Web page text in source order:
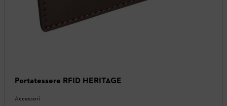
Portatessere RFID HERITAGE
Accessori